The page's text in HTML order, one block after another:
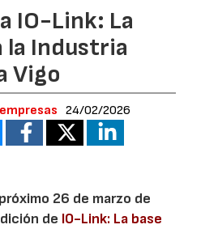
IO-Link: La
la Industria
Vigo
24/02/2026
26 de marzo de
de IO-Link: La base